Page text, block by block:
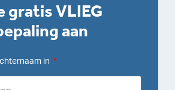
gratis VLIEG
aan
in